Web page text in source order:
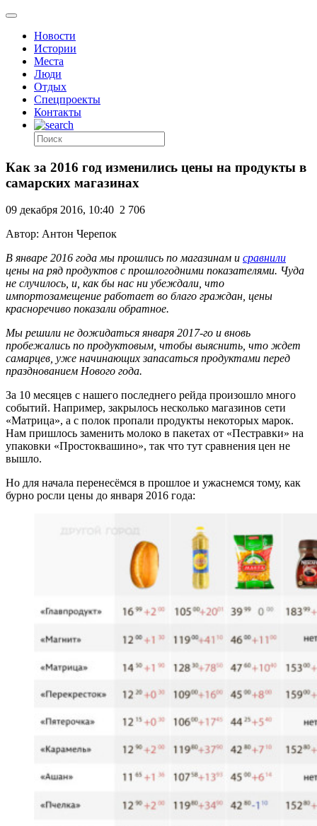
Новости
Истории
Места
Люди
Отдых
Спецпроекты
Контакты
Как за 2016 год изменились цены на продукты в
самарских магазинах
09 декабря 2016, 10:40 2 706
Автор: Антон Черепок
В январе 2016 года мы прошлись по магазинам и сравнили
цены на ряд продуктов с прошлогодними показателями. Чуда
не случилось, и, как бы нас ни убеждали, что
импортозамещение работает во благо граждан, цены
красноречиво показали обратное.
Мы решили не дожидаться января 2017-го и вновь
пробежались по продуктовым, чтобы выяснить, что ждет
самарцев, уже начинающих запасаться продуктами перед
празднованием Нового года.
За 10 месяцев с нашего последнего рейда произошло много
событий. Например, закрылось несколько магазинов сети
«Матрица», а с полок пропали продукты некоторых марок.
Нам пришлось заменить молоко в пакетах от «Пестравки» на
упаковки «Простоквашино», так что тут сравнения цен не
вышло.
Но для начала перенесёмся в прошлое и ужаснемся тому, как
бурно росли цены до января 2016 года: